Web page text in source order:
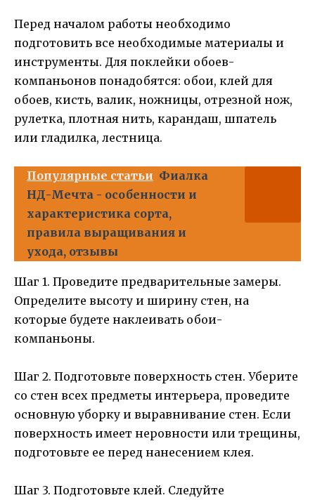
Перед началом работы необходимо
подготовить все необходимые материалы и
инструменты. Для поклейки обоев-
компаньонов понадобятся: обои, клей для
обоев, кисть, валик, ножницы, отрезной нож,
рулетка, плотная нить, карандаш, шпатель
или гладилка, лестница.
Популярные статьи Фиалка
НД-Мечта - особенности и
характеристика сорта,
правила выращивания и
ухода, отзывы
Шаг 1. Проведите предварительные замеры.
Определите высоту и ширину стен, на
которые будете наклеивать обои-
компаньоны.
Шаг 2. Подготовьте поверхность стен. Уберите
со стен всех предметы интерьера, проведите
основную уборку и выравнивание стен. Если
поверхность имеет неровности или трещины,
подготовьте ее перед нанесением клея.
Шаг 3. Подготовьте клей. Следуйте